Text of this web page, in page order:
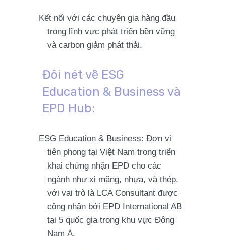
Kết nối với các chuyên gia hàng đầu
trong lĩnh vực phát triển bền vững
và carbon giảm phát thải.
Đôi nét về ESG
Education & Business và
EPD Hub:
ESG Education & Business: Đơn vị
tiên phong tại Việt Nam trong triển
khai chứng nhận EPD cho các
ngành như xi măng, nhựa, và thép,
với vai trò là LCA Consultant được
công nhận bởi EPD International AB
tại 5 quốc gia trong khu vực Đông
Nam Á.